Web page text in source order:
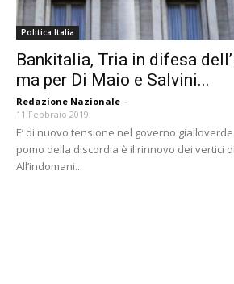
Politica Italia
Bankitalia, Tria in difesa
ma per Di Maio e Salvini...
Redazione Nazionale -
11 Febbraio 2019
E’ di nuovo tensione nel governo
pomo della discordia è il rinnovo dei vertici
All’indomani...